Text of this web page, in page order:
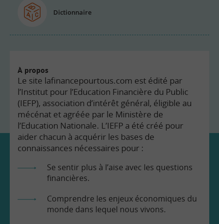
Dictionnaire
À propos
Le site lafinancepourtous.com est édité par
l’Institut pour l’Education Financière du Public
(IEFP), association d’intérêt général, éligible au
mécénat et agréée par le Ministère de
l’Education Nationale. L’IEFP a été créé pour
aider chacun à acquérir les bases de
connaissances nécessaires pour :
Se sentir plus à l’aise avec les questions
financières.
Comprendre les enjeux économiques du
monde dans lequel nous vivons.